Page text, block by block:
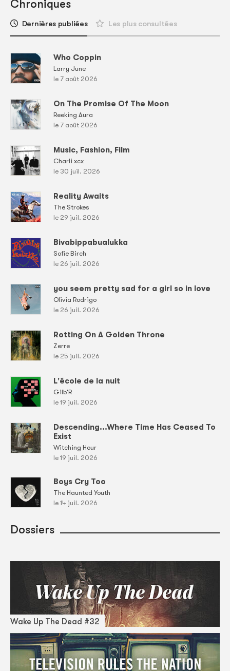
Chroniques
Dernières publiées Les plus consultées
Who Coppin
Larry June
le 7 août 2026
On The Promise Of The Moon
Reeking Aura
le 7 août 2026
Music, Fashion, Film
Charli xcx
le 30 juil. 2026
Reality Awaits
The Strokes
le 29 juil. 2026
Bivabippabualukka
Sofie Birch
le 26 juil. 2026
you seem pretty sad for a girl so in love
Olivia Rodrigo
le 26 juil. 2026
Rotting On A Golden Throne
Zerre
le 25 juil. 2026
L'école de la nuit
Gilb'R
le 19 juil. 2026
Descending...Where Time Has Ceased To
Exist
Witching Hour
le 19 juil. 2026
Boys Cry Too
The Haunted Youth
le 14 juil. 2026
Dossiers
Wake Up The Dead #32